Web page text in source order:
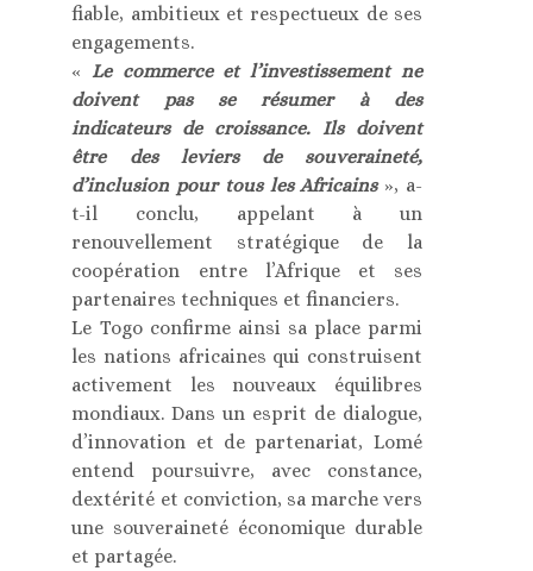
fiable, ambitieux et respectueux de ses
engagements.
«Le commerce et l’investissement ne
doivent pas se résumer à des
indicateurs de croissance. Ils doivent
être des leviers de souveraineté,
d’inclusion pour tous les Africains », a-
t-il conclu, appelant à un
renouvellement stratégique de la
coopération entre l’Afrique et ses
partenaires techniques et financiers.
Le Togo confirme ainsi sa place parmi
les nations africaines qui construisent
activement les nouveaux équilibres
mondiaux. Dans un esprit de dialogue,
d’innovation et de partenariat, Lomé
entend poursuivre, avec constance,
dextérité et conviction, sa marche vers
une souveraineté économique durable
et partagée.